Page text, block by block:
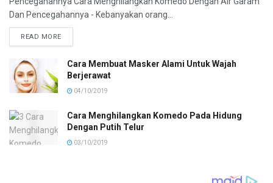
Dan Pencegahannya - Kebanyakan orang...
READ MORE
Cara Membuat Masker Alami Untuk Wajah
Berjerawat
04/10/2019
Cara Menghilangkan Komedo Pada Hidung
Dengan Putih Telur
03/10/2019